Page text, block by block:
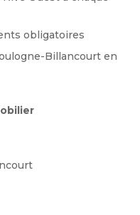
obligatoires
Billancourt en